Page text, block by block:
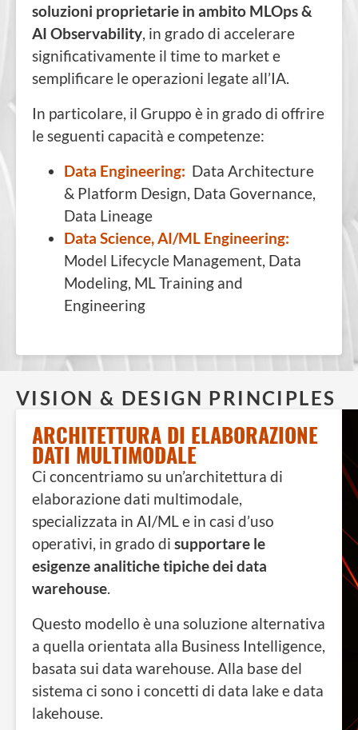
soluzioni proprietarie in ambito MLOps &
AI Observability, in grado di accelerare
significativamente il time to market e
semplificare le operazioni legate all’IA.
In particolare, il Gruppo è in grado di offrire
le seguenti capacità e competenze:
Data Engineering: Data Architecture
& Platform Design, Data Governance,
Data Lineage
Data Science, AI/ML Engineering:
Model Lifecycle Management, Data
Modeling, ML Training and
Engineering
VISION & DESIGN PRINCIPLES
ARCHITETTURA DI ELABORAZIONE
DATI MULTIMODALE
Ci concentriamo su un’architettura di
elaborazione dati multimodale,
specializzata in AI/ML e in casi d’uso
operativi, in grado di supportare le
esigenze analitiche tipiche dei data
warehouse.
Questo modello è una soluzione alternativa
a quella orientata alla Business Intelligence,
basata sui data warehouse. Alla base del
sistema ci sono i concetti di data lake e data
lakehouse.